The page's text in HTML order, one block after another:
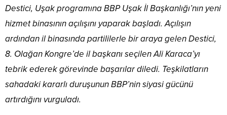
Destici, Uşak programına BBP Uşak İl Başkanlığı’nın yeni
hizmet binasının açılışını yaparak başladı. Açılışın
ardından il binasında partililerle bir araya gelen Destici,
8. Olağan Kongre’de il başkanı seçilen Ali Karaca’yı
tebrik ederek görevinde başarılar diledi. Teşkilatların
sahadaki kararlı duruşunun BBP’nin siyasi gücünü
artırdığını vurguladı.